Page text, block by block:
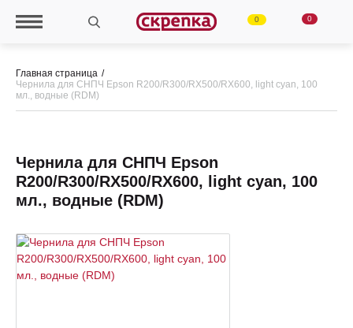
0 0
Главная страница
Чернила для СНПЧ Epson R200/R300/RX500/RX600, light cyan, 100
мл., водные (RDM)
Чернила для СНПЧ Epson
R200/R300/RX500/RX600, light cyan, 100
мл., водные (RDM)